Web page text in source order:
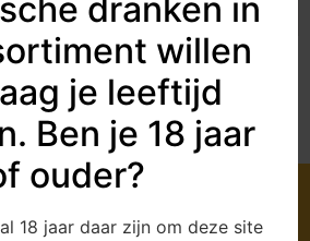
dranken in
willen
je leeftijd
Ben je 18 jaar
ouder?
18 jaar daar zijn om deze site
en geniet van de verse, eerlijke